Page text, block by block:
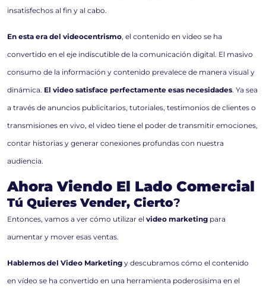
insatisfechos al fin y al cabo.
En esta era del videocentrismo, el contenido en video se ha
convertido en el eje indiscutible de la comunicación digital. El masivo
consumo de la información y contenido prevalece de manera visual y
dinámica. El video satisface perfectamente esas necesidades. Ya sea
a través de anuncios publicitarios, tutoriales, testimonios de clientes o
transmisiones en vivo, el video tiene el poder de transmitir emociones,
contar historias y generar conexiones profundas con nuestra
audiencia.
Ahora Viendo El Lado Comercial
Tú Quieres Vender, Cierto?
Entonces, vamos a ver cómo utilizar el video marketing para
aumentar y mover esas ventas.
Hablemos del Video Marketing y descubramos cómo el contenido
en vídeo se ha convertido en una herramienta poderosísima en el